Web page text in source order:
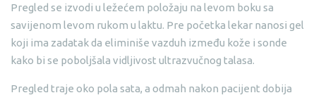
Pregled se izvodi u ležećem položaju na levom boku sa
savijenom levom rukom u laktu. Pre početka lekar nanosi gel
koji ima zadatak da eliminiše vazduh između kože i sonde
kako bi se poboljšala vidljivost ultrazvučnog talasa.
Pregled traje oko pola sata, a odmah nakon pacijent dobija